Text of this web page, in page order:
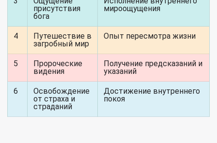
присутствия
бога
мироощущения
4
Путешествие в
загробный мир
Опыт пересмотра жизни
5
Пророческие
видения
Получение предсказаний и
указаний
6
Освобождение
от страха и
страданий
Достижение внутреннего
покоя